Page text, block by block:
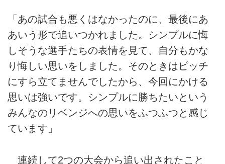
「あの試合も悪くはなかったのに、最後にあ
あいう形で追いつかれました。シンプルに悔
しそうな選手たちの表情を見て、自分もかな
り悔しい思いをしました。そのときはピッチ
にすら立てませんでしたから、今回にかける
思いは強いです。シンプルに勝ちたいという
みんなのリベンジへの思いをふつふつと感じ
ています」
連続して2つの大会から追い出されたこと